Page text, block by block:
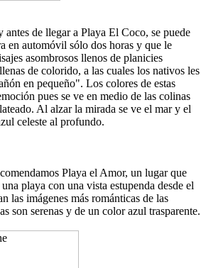
antes de llegar a Playa El Coco, se puede
en automóvil sólo dos horas y que le
asombrosos llenos de planicies
de colorido, a las cuales los nativos les
en pequeño". Los colores de estas
pues se ve en medio de las colinas
Al alzar la mirada se ve el mar y el
celeste al profundo.
Playa el Amor, un lugar que
playa con una vista estupenda desde el
las imágenes más románticas de las
son serenas y de un color azul trasparente.